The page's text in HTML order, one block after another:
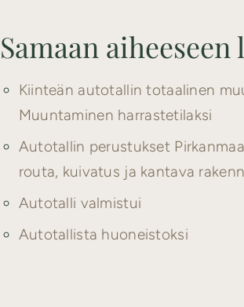
Samaan
Kiinteän autotallin totaalinen
Muuntaminen harrastetilaksi
Autotallin perustukset
routa, kuivatus ja kantava
Autotalli valmistui
Autotallista huoneistoksi